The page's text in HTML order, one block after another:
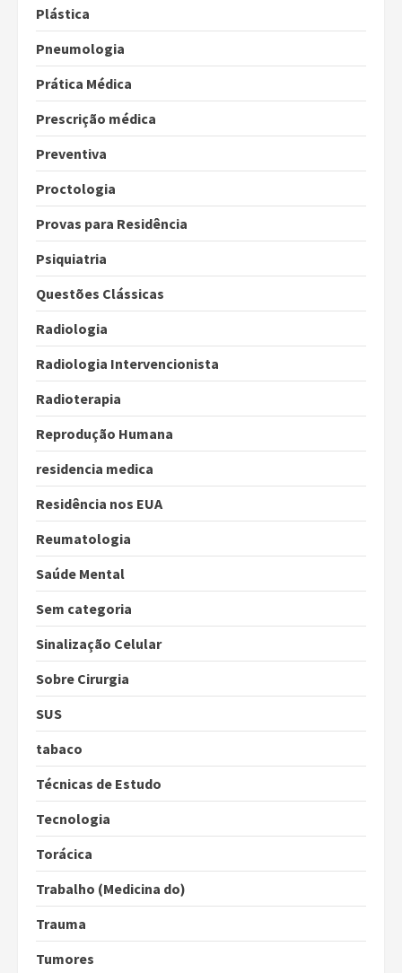
Plástica
Pneumologia
Prática Médica
Prescrição médica
Preventiva
Proctologia
Provas para Residência
Psiquiatria
Questões Clássicas
Radiologia
Radiologia Intervencionista
Radioterapia
Reprodução Humana
residencia medica
Residência nos EUA
Reumatologia
Saúde Mental
Sem categoria
Sinalização Celular
Sobre Cirurgia
SUS
tabaco
Técnicas de Estudo
Tecnologia
Torácica
Trabalho (Medicina do)
Trauma
Tumores